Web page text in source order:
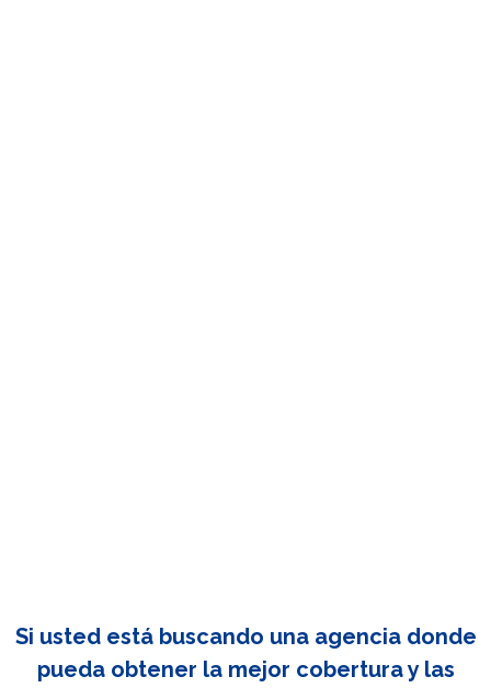
Si usted está buscando una agencia donde
pueda obtener la mejor cobertura y las